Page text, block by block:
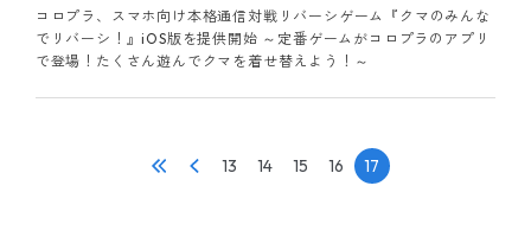
EN
コロプラ、スマホ向け本格通信対戦リバーシゲーム『クマのみんな
でリバーシ！』iOS版を提供開始 ～定番ゲームがコロプラのアプリ
で登場！たくさん遊んでクマを着せ替えよう！～
13 14 15 16 17